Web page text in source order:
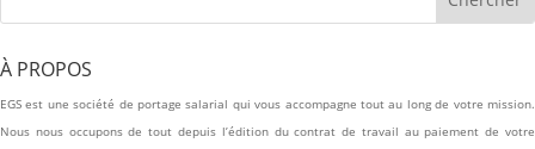
À PROPOS
EGS est une société de portage salarial qui vous accompagne tout au long de votre mission.
Nous nous occupons de tout depuis l’édition du contrat de travail au paiement de votre